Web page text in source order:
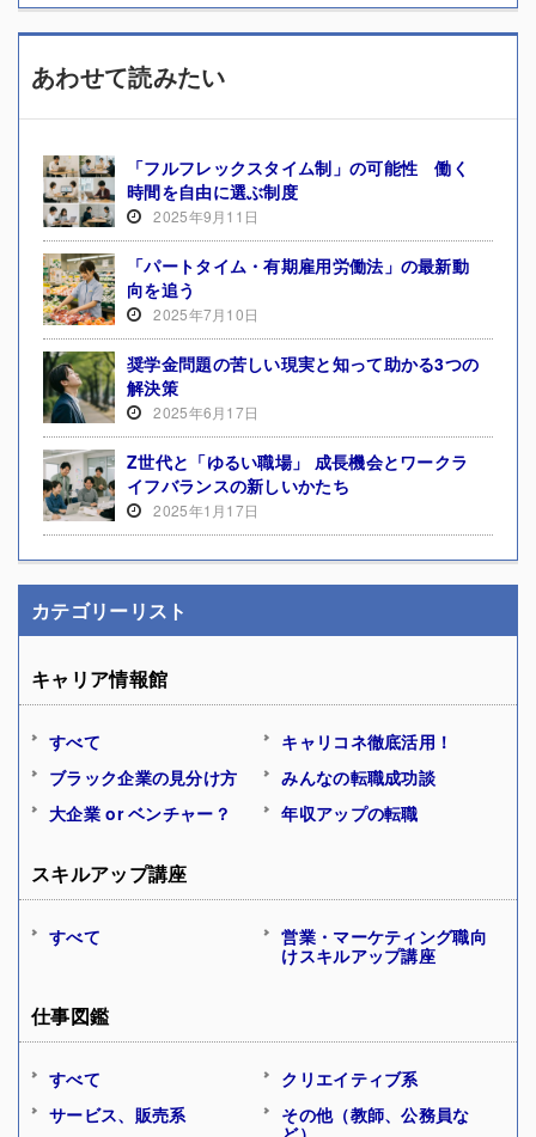
あわせて読みたい
「フルフレックスタイム制」の可能性 働く
時間を自由に選ぶ制度
2025年9月11日
「パートタイム・有期雇用労働法」の最新動
向を追う
2025年7月10日
奨学金問題の苦しい現実と知って助かる3つの
解決策
2025年6月17日
Z世代と「ゆるい職場」 成長機会とワークラ
イフバランスの新しいかたち
2025年1月17日
カテゴリーリスト
キャリア情報館
すべて
キャリコネ徹底活用！
ブラック企業の見分け方
みんなの転職成功談
大企業 or ベンチャー？
年収アップの転職
スキルアップ講座
すべて
営業・マーケティング職向
けスキルアップ講座
仕事図鑑
すべて
クリエイティブ系
サービス、販売系
その他（教師、公務員な